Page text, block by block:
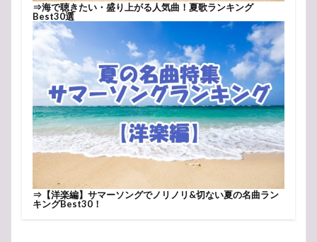
⇒海で聴きたい・盛り上がる人気曲！夏歌ランキング
Best30選
⇒ 【洋楽編】サマーソングでノリノリ&切ない夏の名曲ラン
キングBest30！